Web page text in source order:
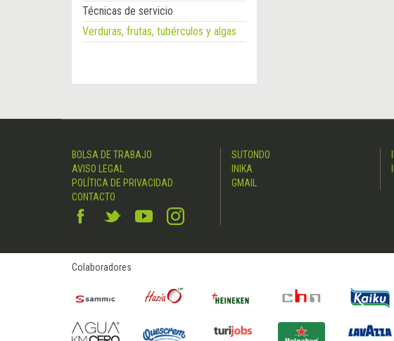
Técnicas de servicio
Verduras, frutas, tubérculos y algas
BOLSA DE TRABAJO
AVISO LEGAL
POLÍTICA DE PRIVACIDAD
CONTACTO
SUTONDO
INIKA
GMAIL
Colaboradores